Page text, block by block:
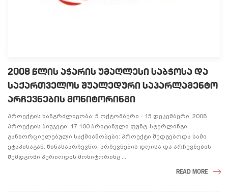
2008 ᲬᲚᲘᲡ ᲐᲭᲐᲠᲘᲡ ᲣᲛᲐᲦᲚᲔᲡᲘ ᲡᲐᲑᲭᲝᲡᲐ ᲓᲐ
ᲡᲐᲥᲐᲠᲗᲕᲔᲚᲝᲡ ᲨᲣᲐᲚᲔᲓᲣᲠᲘ ᲡᲐᲞᲐᲠᲚᲐᲛᲔᲜᲢᲝ
ᲐᲠᲩᲔᲕᲜᲔᲑᲘᲡ ᲛᲝᲜᲘᲢᲝᲠᲘᲜᲒᲘ
პროექტის ხანგრძლივობა: 5 ოქტომბერი - 15 დეკემბერი, 2008
პროექტის ბიუჯეტი: 17 100 ბრიტანული ფუნტ-სტერლინგი
განხორციელებული საქმიანობები: პროექტი შედგებოდა სამი
ეტაპისაგან: წინასაარჩევნო, არჩევნების დღისა და არჩევნების
შემდგომი პერიოდის მონიტორინგ ...
READ MORE